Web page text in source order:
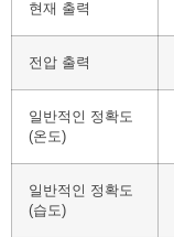
현재 출력
전압 출력
일반적인 정확도
(온도)
일반적인 정확도
(습도)